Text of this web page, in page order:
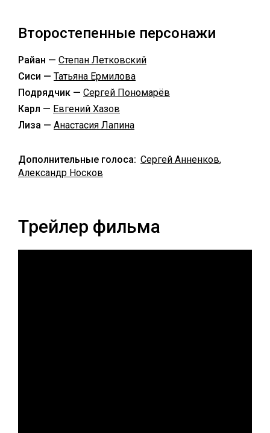
Второстепенные персонажи
Райан — Степан Летковский
Сиси — Татьяна Ермилова
Подрядчик — Сергей Пономарёв
Карл — Евгений Хазов
Лиза — Анастасия Лапина
Дополнительные голоса: Сергей Анненков,
Александр Носков
Трейлер фильма